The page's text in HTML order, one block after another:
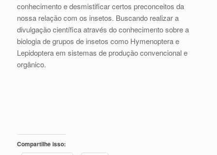
conhecimento e desmistificar certos preconceitos da
nossa relação com os insetos. Buscando realizar a
divulgação científica através do conhecimento sobre a
biologia de grupos de insetos como Hymenoptera e
Lepidoptera em sistemas de produção convencional e
orgânico.
Compartilhe isso: